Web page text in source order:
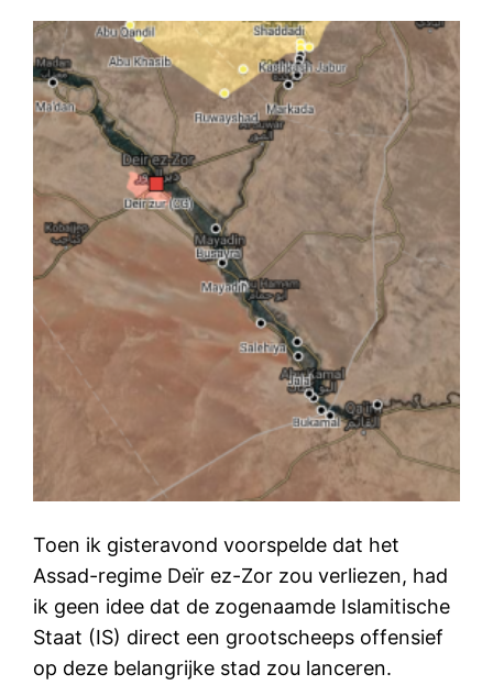
Toen ik gisteravond voorspelde dat het
Assad-regime Deïr ez-Zor zou verliezen, had
ik geen idee dat de zogenaamde Islamitische
Staat (IS) direct een grootscheeps offensief
op deze belangrijke stad zou lanceren.